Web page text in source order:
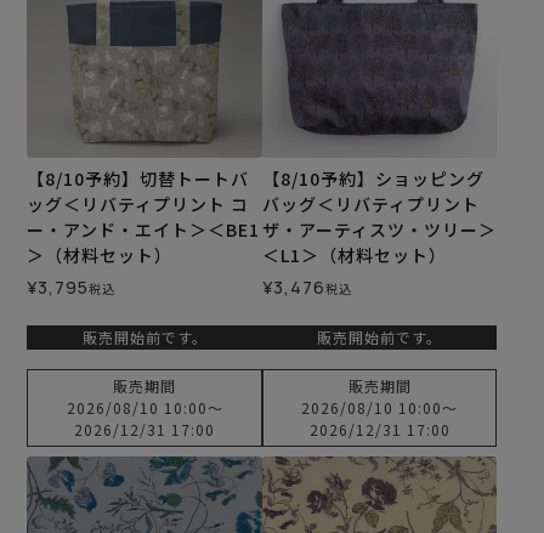
【8/10予約】切替トートバ
ッグ＜リバティプリント コ
ー・アンド・エイト＞＜BE1
＞（材料セット）
¥3,795税込
販売開始前です。
販売期間
2026/08/10 10:00〜
2026/12/31 17:00
【8/10予約】ショッピング
バッグ＜リバティプリント
ザ・アーティスツ・ツリー＞
＜L1＞（材料セット）
¥3,476税込
販売開始前です。
販売期間
2026/08/10 10:00〜
2026/12/31 17:00